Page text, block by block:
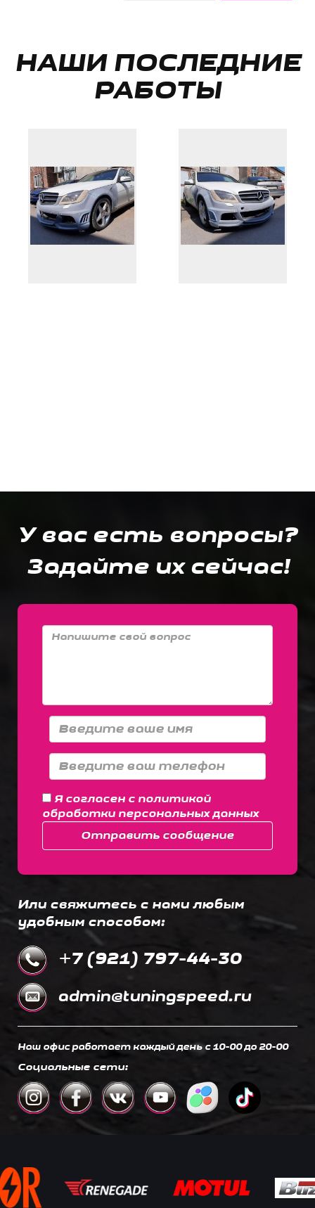
НАШИ ПОСЛЕДНИЕ
РАБОТЫ
У вас есть вопросы?
Задайте их сейчас!
Я согласен с политикой
обработки персональных данных
Отправить сообщение
Или свяжитесь с нами любым
удобным способом:
+7 (921) 797-44-30
admin@tuningspeed.ru
Наш офис работает каждый день c 10-00 до 20-00
Социальные сети: